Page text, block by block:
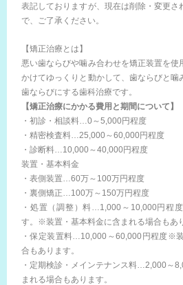
表記しておりますが、現在は削除・変更さ
で、ご了承ください。
【矯正治療とは】
悪い歯ならびや噛み合わせを矯正装置を使
かけてゆっくりと動かして、歯ならびと噛
歯ならびにする歯科治療です。
【矯正治療にかかる費用と期間について】
・初診・相談料…0～5,000円程度
・精密検査料…25,000～60,000円程度
・診断料…10,000～40,000円程度
装置・基本料金
・表側装置…60万～100万円程度
・裏側矯正…100万～150万円程度
・処置（調整）料…1,000～10,000円程
す。※装置・基本料金に含まれる場合もあ
・保定装置料…10,000～60,000円程度※
合もあります。
・定期検診・メインテナンス料…2,000～
まれる場合もあります。